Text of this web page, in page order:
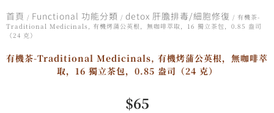
首頁 / Functional 功能分類 / detox 肝膽排毒/細胞修復 / 有機茶-
Traditional Medicinals, 有機烤蒲公英根，無咖啡萃取，16 獨立茶包，0.85 盎司
（24 克）
有機茶-Traditional Medicinals, 有機烤蒲公英根，無咖啡萃
取，16 獨立茶包，0.85 盎司（24 克）
$65